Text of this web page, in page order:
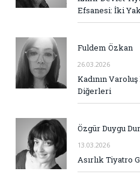
Efsanesi: İki
Fuldem Özkan
26.03.2026
Kadının
Diğerleri
Özgür Duygu
13.03.2026
Asırlık Tiyatro